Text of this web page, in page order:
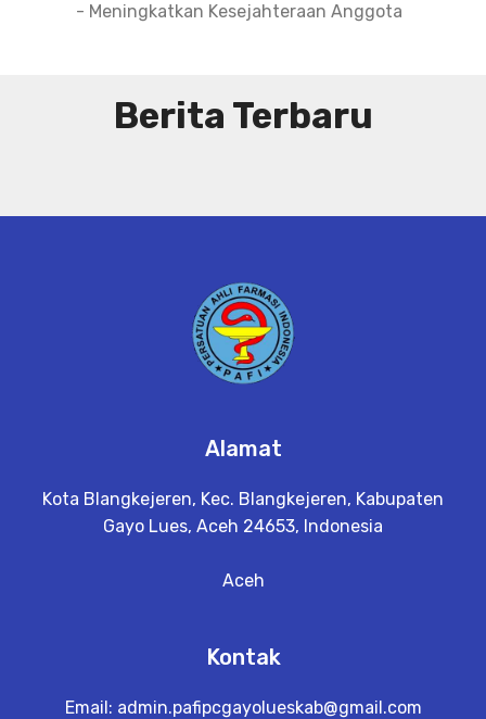
- Meningkatkan Kesejahteraan Anggota
Berita Terbaru
Alamat
Kota Blangkejeren, Kec. Blangkejeren, Kabupaten
Gayo Lues, Aceh 24653, Indonesia
Aceh
Kontak
Email: admin.pafipcgayolueskab@gmail.com